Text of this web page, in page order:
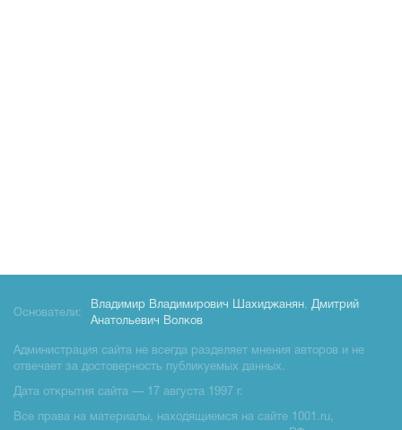
Основатели:
Владимир Владимирович Шахиджанян, Дмитрий
Анатольевич Волков
Администрация сайта не всегда разделяет мнения авторов и не
отвечает за достоверность публикуемых данных.
Дата открытия сайта — 17 августа 1997 г.
Все права на материалы, находящиемся на сайте 1001.ru,